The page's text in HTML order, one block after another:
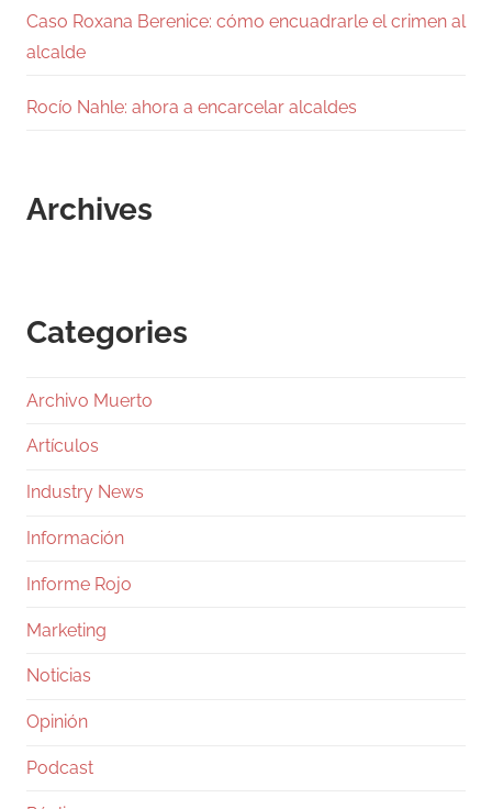
Caso Roxana Berenice: cómo encuadrarle el crimen al
alcalde
Rocío Nahle: ahora a encarcelar alcaldes
Archives
Categories
Archivo Muerto
Artículos
Industry News
Información
Informe Rojo
Marketing
Noticias
Opinión
Podcast